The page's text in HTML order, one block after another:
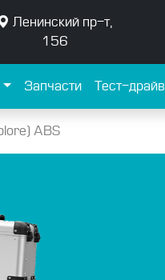
Ленинский пр-т,
156
Запчасти Тест-драйв
ABS